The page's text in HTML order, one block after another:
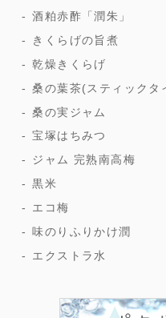
酒粕赤酢「潤朱」
きくらげの旨煮
乾燥きくらげ
桑の葉茶(スティックタ
桑の実ジャム
宝塚はちみつ
ジャム 完熟南高梅
黒米
エコ梅
味のりふりかけ潤
エクストラ水